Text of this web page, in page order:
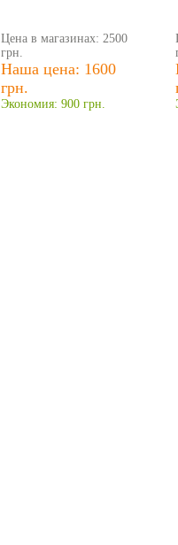
Цена в магазинах: 2500
грн.
Наша цена: 1600
грн.
Экономия: 900 грн.